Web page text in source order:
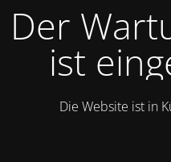
Der
ist
Die Website ist in